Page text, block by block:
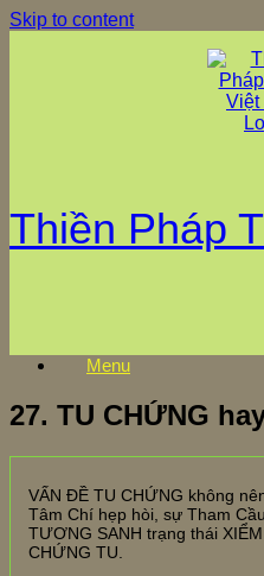
Skip to content
Thiền Pháp
Menu
27. TU CHỨNG
VẤN ĐỀ TU CHỨNG không
Tâm Chí hẹp hòi, sự Tham
TƯƠNG SANH trạng thái
CHỨNG TU.